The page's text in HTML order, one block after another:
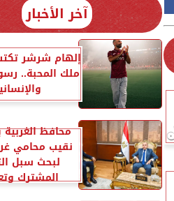
آخر الأخبار
إلهام شرشر
ملك المحبة..
محافظ
نقيب محامي
لبحث سبل
المشترك